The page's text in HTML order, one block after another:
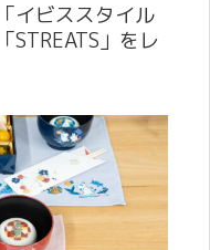
イビススタイル
STREATS」をレ